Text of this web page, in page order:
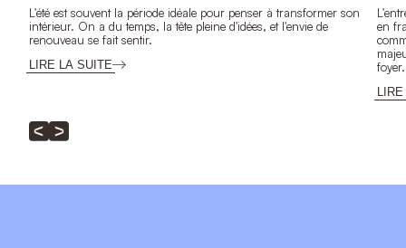
L'été est souvent la période idéale pour penser à transformer son
intérieur. On a du temps, la tête pleine d'idées, et l'envie de
renouveau se fait sentir.
LIRE LA SUITE
en
foyer.